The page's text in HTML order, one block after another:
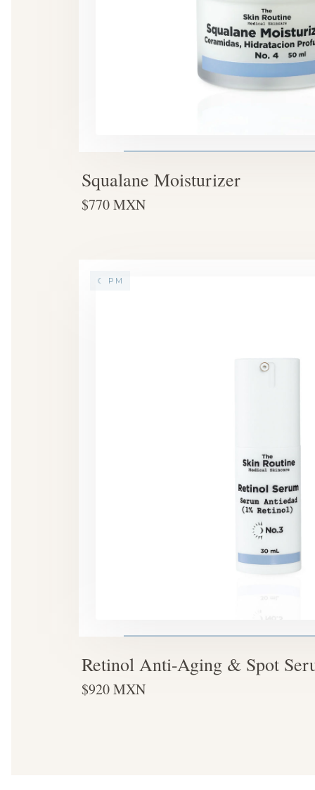
Squalane Moisturizer
$770 MXN
☾ PM
Retinol Anti-Aging & Spot
$920 MXN